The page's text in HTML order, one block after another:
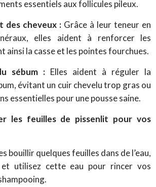
essentiels aux follicules pileux.
des cheveux : Grâce à leur teneur en
elles aident à renforcer les
ainsi la casse et les pointes fourchues.
sébum : Elles aident à réguler la
évitant un cuir chevelu trop gras ou
essentielles pour une pousse saine.
les feuilles de pissenlit pour vos
bouillir quelques feuilles dans de l’eau,
utilisez cette eau pour rincer vos